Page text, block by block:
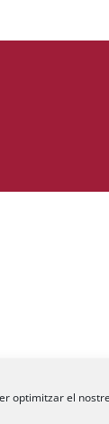
optimitzar el